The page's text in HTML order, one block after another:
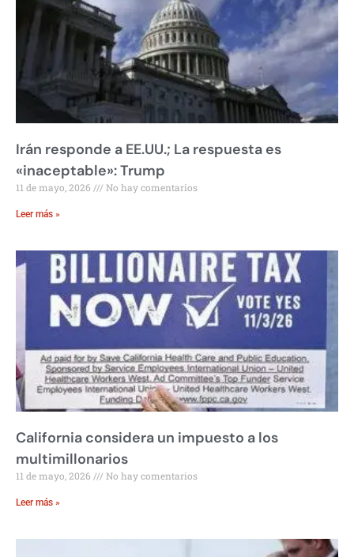
Irán responde a EE.UU.; La respuesta es
«inaceptable»: Trump
11 de mayo, 2026 No hay comentarios
Leer más »
California considera un impuesto a los
multimillonarios
11 de mayo, 2026 No hay comentarios
Leer más »